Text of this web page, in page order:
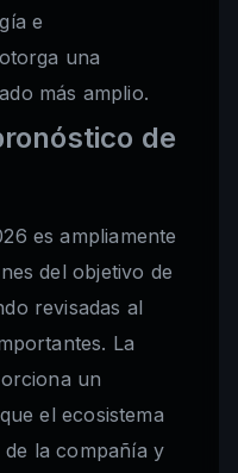
e
una
más amplio.
de
es ampliamente
del objetivo de
revisadas al
La
un
el ecosistema
la compañía y